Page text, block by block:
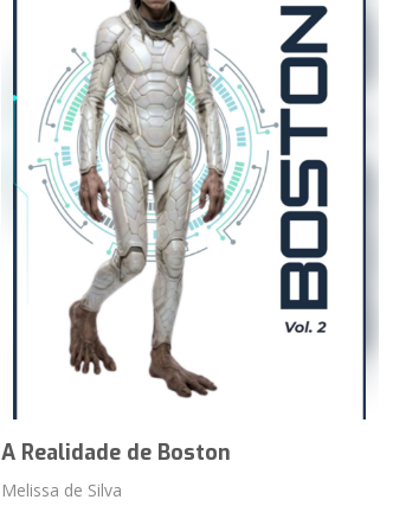
A Realidade de Boston
Melissa de Silva